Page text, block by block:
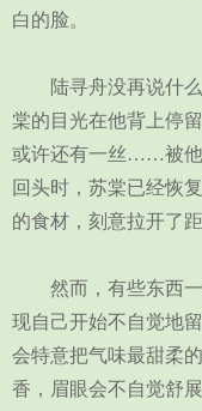
白的脸。
陆寻舟没再说什么
棠的目光在他背上停
或许还有一丝……被他
回头时，苏棠已经恢
的食材，刻意拉开了距
然而，有些东西一
现自己开始不自觉地
会特意把气味最甜柔
香，眉眼会不自觉舒